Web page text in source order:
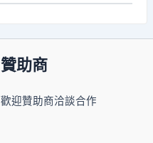
贊助商
歡迎贊助商洽談合作